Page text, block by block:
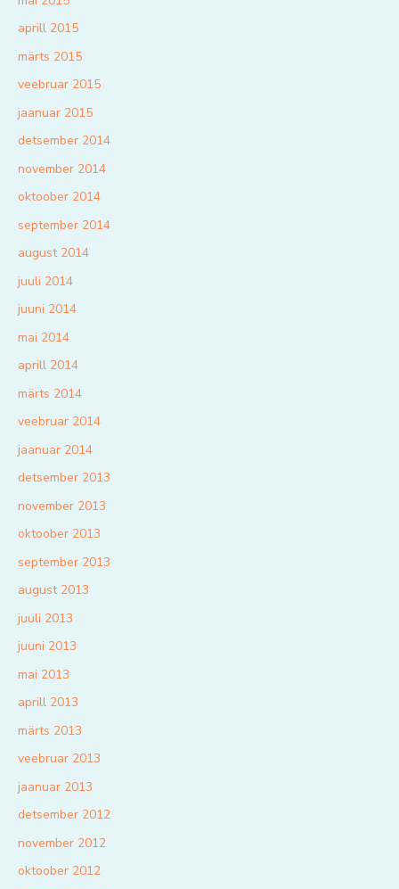
aprill 2015
märts 2015
veebruar 2015
jaanuar 2015
detsember 2014
november 2014
oktoober 2014
september 2014
august 2014
juuli 2014
juuni 2014
mai 2014
aprill 2014
märts 2014
veebruar 2014
jaanuar 2014
detsember 2013
november 2013
oktoober 2013
september 2013
august 2013
juuli 2013
juuni 2013
mai 2013
aprill 2013
märts 2013
veebruar 2013
jaanuar 2013
detsember 2012
november 2012
oktoober 2012